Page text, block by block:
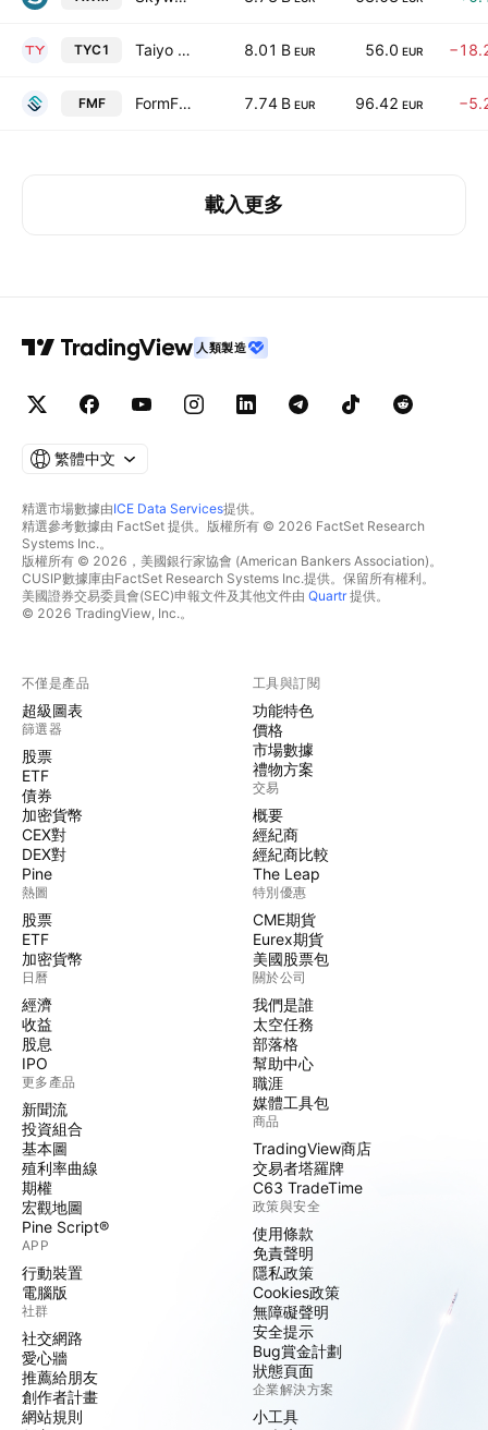
TYC1 Taiyo Yuden Co., Ltd. 8.01 B EUR 56.0 EUR
FMF FormFactor, Inc. 7.74 B EUR 96.42 EUR
載入更多
人類製造
繁體中文
精選市場數據由ICE Data Services提供。
精選參考數據由 FactSet 提供。版權所有 © 2026 FactSet Research
Systems Inc.。
版權所有 © 2026，美國銀行家協會 (American Bankers Association)。
CUSIP數據庫由FactSet Research Systems Inc.提供。保留所有權利。
美國證券交易委員會(SEC)申報文件及其他文件由 Quartr提供。
© 2026 TradingView, Inc.。
不僅是產品
超級圖表
篩選器
股票
ETF
債券
加密貨幣
CEX對
DEX對
Pine
熱圖
股票
ETF
加密貨幣
日曆
經濟
收益
股息
IPO
更多產品
新聞流
投資組合
基本圖
殖利率曲線
期權
宏觀地圖
Pine Script®
APP
行動裝置
電腦版
社群
社交網路
愛心牆
推薦給朋友
創作者計畫
網站規則
工具與訂閱
功能特色
價格
市場數據
禮物方案
交易
概要
經紀商
經紀商比較
The Leap
特別優惠
CME期貨
Eurex期貨
美國股票包
關於公司
我們是誰
太空任務
部落格
幫助中心
職涯
媒體工具包
商品
TradingView商店
交易者塔羅牌
C63 TradeTime
政策與安全
使用條款
免責聲明
隱私政策
Cookies政策
無障礙聲明
安全提示
Bug賞金計劃
狀態頁面
企業解決方案
小工具